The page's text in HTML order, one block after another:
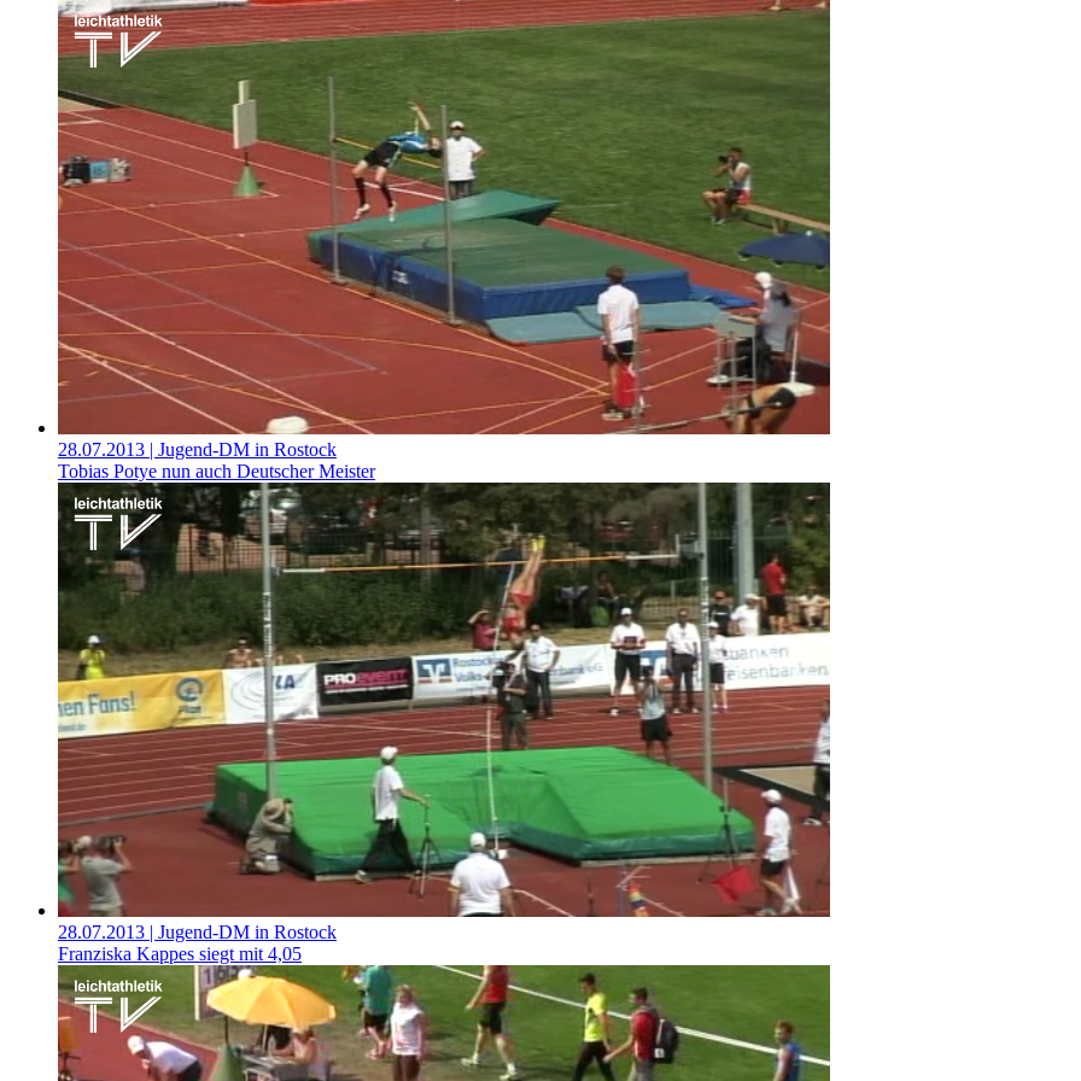
28.07.2013 | Jugend-DM in Rostock
Tobias Potye nun auch Deutscher Meister
28.07.2013 | Jugend-DM in Rostock
Franziska Kappes siegt mit 4,05